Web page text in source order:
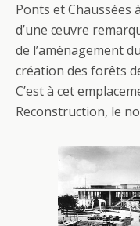
Ponts et Chaussées
d’une œuvre
de l’aménagement
création des forêts
C’est à cet
Reconstruction, le